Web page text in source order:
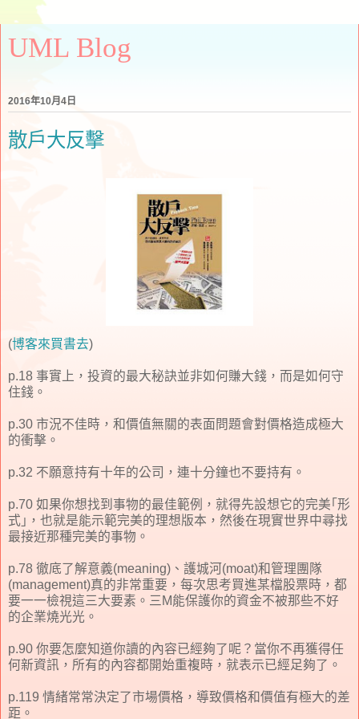
UML Blog
2016年10月4日
散戶大反擊
(博客來買書去)
p.18 事實上，投資的最大秘訣並非如何賺大錢，而是如何守
住錢。
p.30 市況不佳時，和價值無關的表面問題會對價格造成極大
的衝擊。
p.32 不願意持有十年的公司，連十分鐘也不要持有。
p.70 如果你想找到事物的最佳範例，就得先設想它的完美｢形
式｣，也就是能示範完美的理想版本，然後在現實世界中尋找
最接近那種完美的事物。
p.78 徹底了解意義(meaning)、護城河(moat)和管理團隊
(management)真的非常重要，每次思考買進某檔股票時，都
要一一檢視這三大要素。三M能保護你的資金不被那些不好
的企業燒光光。
p.90 你要怎麼知道你讀的內容已經夠了呢？當你不再獲得任
何新資訊，所有的內容都開始重複時，就表示已經足夠了。
p.119 情緒常常決定了市場價格，導致價格和價值有極大的差
距。